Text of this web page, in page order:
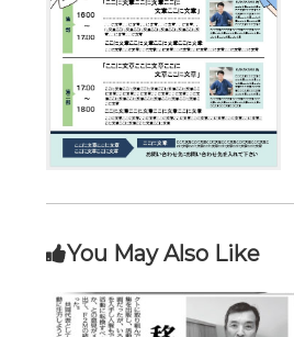
You May Also Like